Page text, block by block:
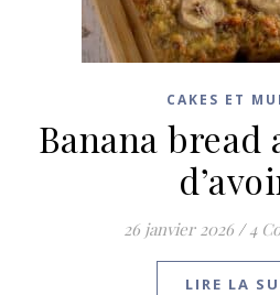
CAKES ET
Banana bread
26 janvier 2026 / 4
LIRE LA